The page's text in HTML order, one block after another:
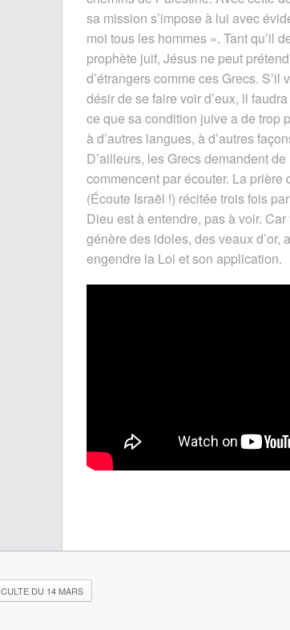
sa mission s’impose à lui avec
moi tous les hommes ». Tant qu’il
prophète juif, Jésus ne peut
d’étrangers comme ces Grecs. S’il
désir de se faire voir d’eux, il
ce que sa condition juive a de trop
à d’autres langues, à d’autres
D’ailleurs, les Grecs demandent
commencent par écouter. La prière
(Écoute Israël !) récitée trois fois
Dieu est à entendre, pas à voir.
génère des idoles, des veaux d’or,
engendre la Loi et son application.
CULTE DU 14 MARS